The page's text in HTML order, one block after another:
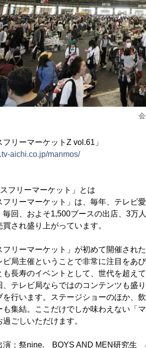
フリーマーケットZ vol.61」
aichi.co.jp/manmos/
フリーマーケット」とは
フリーマーケット」は、毎年、テレビ
毎回、およそ1,500ブースの出店、3万
買され盛り上がっています。
フリーマーケット」が初めて開催され
ビ局主催ということで非常に注目をあ
も長寿のイベントとして、世代を超え
、テレビ局ならではのコンテンツも盛
を行います。ステージショーのほか、
も集結。ここだけでしか味わえない「
ごしいただけます。
演：祭nine. BOYS AND MEN研究生